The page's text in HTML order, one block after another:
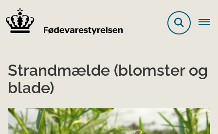
Strandmælde (blomster og
blade)